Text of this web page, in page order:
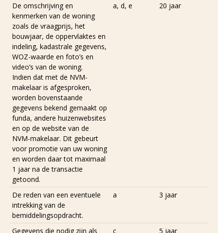
De omschrijving en
kenmerken van de woning
zoals de vraagprijs, het
bouwjaar, de oppervlaktes en
indeling, kadastrale gegevens,
WOZ-waarde en foto’s en
video’s van de woning.
Indien dat met de NVM-
makelaar is afgesproken,
worden bovenstaande
gegevens bekend gemaakt op
funda, andere huizenwebsites
en op de website van de
NVM-makelaar. Dit gebeurt
voor promotie van uw woning
en worden daar tot maximaal
1 jaar na de transactie
getoond.
a, d, e 20 jaar
De reden van een eventuele
intrekking van de
bemiddelingsopdracht.
a 3 jaar
Gegevens die nodig zijn als
c 5 jaar